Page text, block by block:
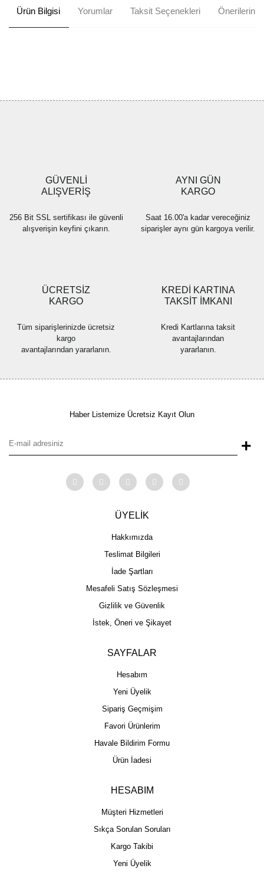
Ürün Bilgisi Yorumlar Taksit Seçenekleri Önerileriniz
Ürün fiyatı diğer sitelerden daha pahalı.
Bu ürüne benzer farklı alternatifler olmalı.
GÜVENLİ
ALIŞVERİŞ
256 Bit SSL sertifikası ile güvenli
alışverişin keyfini çıkarın.
AYNI GÜN
KARGO
Saat 16.00'a kadar vereceğiniz
siparişler aynı gün kargoya verilir.
ÜCRETSİZ
KARGO
Tüm siparişlerinizde ücretsiz
kargo
avantajlarından yararlanın.
KREDİ KARTINA
TAKSİT İMKANI
Kredi Kartlarına taksit
avantajlarından
yararlanın.
Haber Listemize Ücretsiz Kayıt Olun
+
ÜYELİK
Hakkımızda
Teslimat Bilgileri
İade Şartları
Mesafeli Satış Sözleşmesi
Gizlilik ve Güvenlik
İstek, Öneri ve Şikayet
SAYFALAR
Hesabım
Yeni Üyelik
Sipariş Geçmişim
Favori Ürünlerim
Havale Bildirim Formu
Ürün İadesi
HESABIM
Müşteri Hizmetleri
Sıkça Sorulan Soruları
Kargo Takibi
Yeni Üyelik